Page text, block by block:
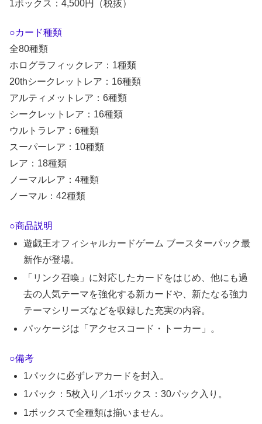
1ボックス：4,500円（税抜）
○カード種類
全80種類
ホログラフィックレア：1種類
20thシークレットレア：16種類
アルティメットレア：6種類
シークレットレア：16種類
ウルトラレア：6種類
スーパーレア：10種類
レア：18種類
ノーマルレア：4種類
ノーマル：42種類
○商品説明
遊戯王オフィシャルカードゲーム ブースターパック最
新作が登場。
「リンク召喚」に対応したカードをはじめ、他にも過
去の人気テーマを強化する新カードや、新たなる強力
テーマシリーズなどを収録した充実の内容。
パッケージは「アクセスコード・トーカー」。
○備考
1パックに必ずレアカードを封入。
1パック：5枚入り／1ボックス：30パック入り。
1ボックスで全種類は揃いません。